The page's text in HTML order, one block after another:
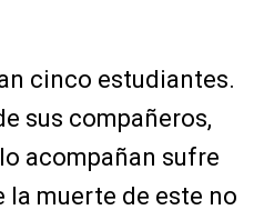
cinco estudiantes.
sus compañeros,
acompañan sufre
la muerte de este no